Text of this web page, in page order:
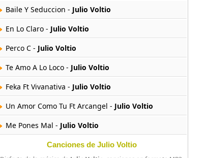
Baile Y Seduccion - Julio Voltio
En Lo Claro - Julio Voltio
Perco C - Julio Voltio
Te Amo A Lo Loco - Julio Voltio
Feka Ft Vivanativa - Julio Voltio
Un Amor Como Tu Ft Arcangel - Julio Voltio
Me Pones Mal - Julio Voltio
Canciones de Julio Voltio